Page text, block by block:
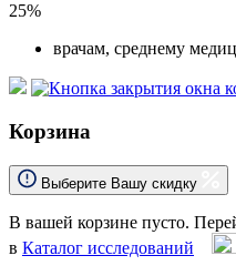
25%
врачам, среднему
Корзина
Выберите Вашу скидку
В вашей корзине пусто.
в Каталог исследований